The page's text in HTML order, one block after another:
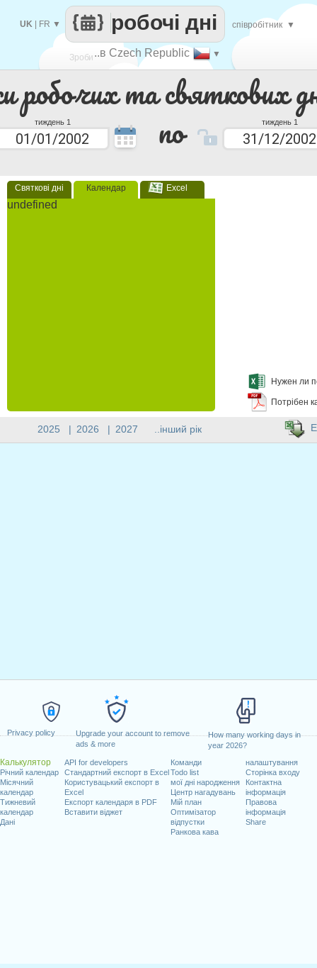
Privacy policy
Upgrade your account to remove
ads & more
How many working days in
year 2026?
Калькулятор
Річний календар
Місячний
календар
Тижневий
календар
Дані
API for developers
Стандартний експорт в Excel
Користувацький експорт в
Excel
Експорт календаря в PDF
Вставити віджет
Команди
Todo list
мої дні народження
Центр нагадувань
Мій план
Оптимізатор
відпустки
Ранкова кава
налаштування
Сторінка входу
Контактна
інформація
Правова
інформація
Share
робочих та святкових
тиждень 1 по тиждень 1
Святкові дні Календар Excel
undefined
Нужен ли
Потрібен
Зроби
кожен
..в Czech Republic ▼
робочі дні
UK FR ▼ співробітник ▼
2025 | 2026 | 2027 ..інший рік